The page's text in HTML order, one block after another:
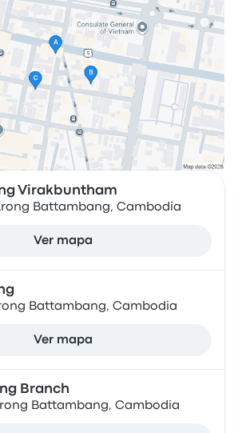
Virakbuntham
Battambang, Cambodia
Ver mapa
Battambang, Cambodia
Ver mapa
Branch
Battambang, Cambodia